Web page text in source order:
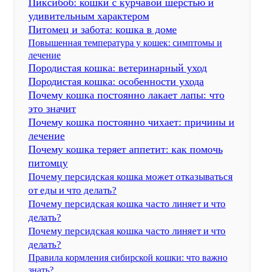
Пиксибоб: кошки с курчавой шерстью и
удивительным характером
Питомец и забота: кошка в доме
Повышенная температура у кошек: симптомы и
лечение
Породистая кошка: ветеринарный уход
Породистая кошка: особенности ухода
Почему кошка постоянно лакает лапы: что
это значит
Почему кошка постоянно чихает: причины и
лечение
Почему кошка теряет аппетит: как помочь
питомцу
Почему персидская кошка может отказываться
от еды и что делать?
Почему персидская кошка часто линяет и что
делать?
Почему персидская кошка часто линяет и что
делать?
Правила кормления сибирской кошки: что важно
знать?